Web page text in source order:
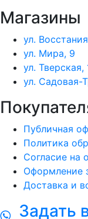
Магазины
ул.
ул. Мира, 9
ул. Тверская,
ул. Садовая-
Публичная
Политика
Согласие на
Оформление
Доставка и
Задать